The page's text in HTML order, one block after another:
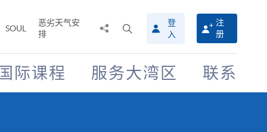
SOUL
恶劣天气安
排
搜
寻
介
面
登
入
注
册
际课程 服务大湾区 联系